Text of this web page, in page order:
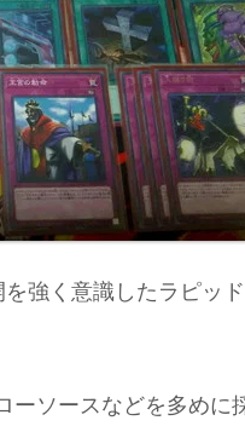
強く意識したラピッ
ソースなどを多めに